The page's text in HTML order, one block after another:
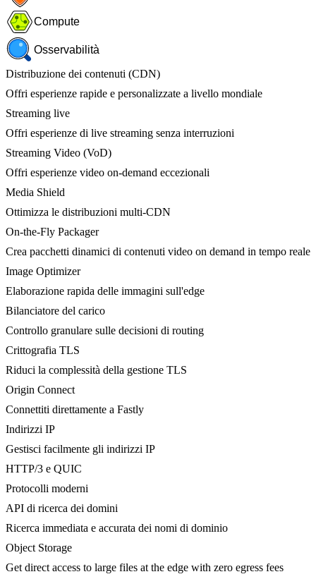
Compute
Osservabilità
Distribuzione dei contenuti (CDN)
Offri esperienze rapide e personalizzate a livello mondiale
Streaming live
Offri esperienze di live streaming senza interruzioni
Streaming Video (VoD)
Offri esperienze video on-demand eccezionali
Media Shield
Ottimizza le distribuzioni multi-CDN
On-the-Fly Packager
Crea pacchetti dinamici di contenuti video on demand in tempo reale
Image Optimizer
Elaborazione rapida delle immagini sull'edge
Bilanciatore del carico
Controllo granulare sulle decisioni di routing
Crittografia TLS
Riduci la complessità della gestione TLS
Origin Connect
Connettiti direttamente a Fastly
Indirizzi IP
Gestisci facilmente gli indirizzi IP
HTTP/3 e QUIC
Protocolli moderni
API di ricerca dei domini
Ricerca immediata e accurata dei nomi di dominio
Object Storage
Get direct access to large files at the edge with zero egress fees